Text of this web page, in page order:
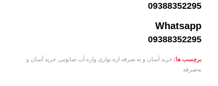
09388352295
Whatsapp
09388352295
برچسب ها: خرید آسان و به‌ صرفه اره نواری واره آب صابونی خرید آسان و
به‌صرفه